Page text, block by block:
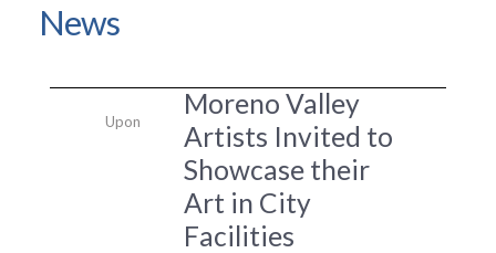
News
Moreno Valley
Artists Invited to
Showcase their
Art in City
Facilities
Upon